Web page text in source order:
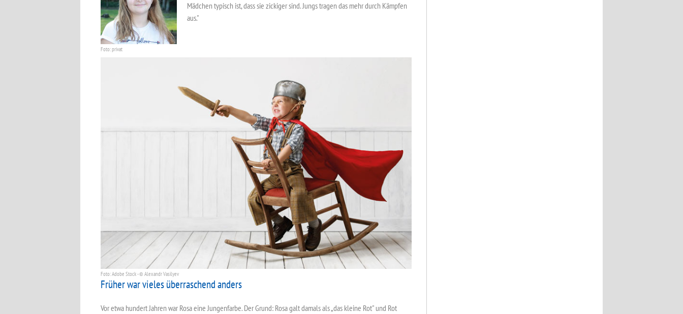
Foto: privat
Mädchen typisch ist, dass sie zickiger sind. Jungs tragen das mehr durch Kämpfen
aus."
Foto: Adobe Stock - © Alexandr Vasilyev
Früher war vieles überraschend anders
Vor etwa hundert Jahren war Rosa eine Jungenfarbe. Der Grund: Rosa galt damals als „das kleine Rot" und Rot